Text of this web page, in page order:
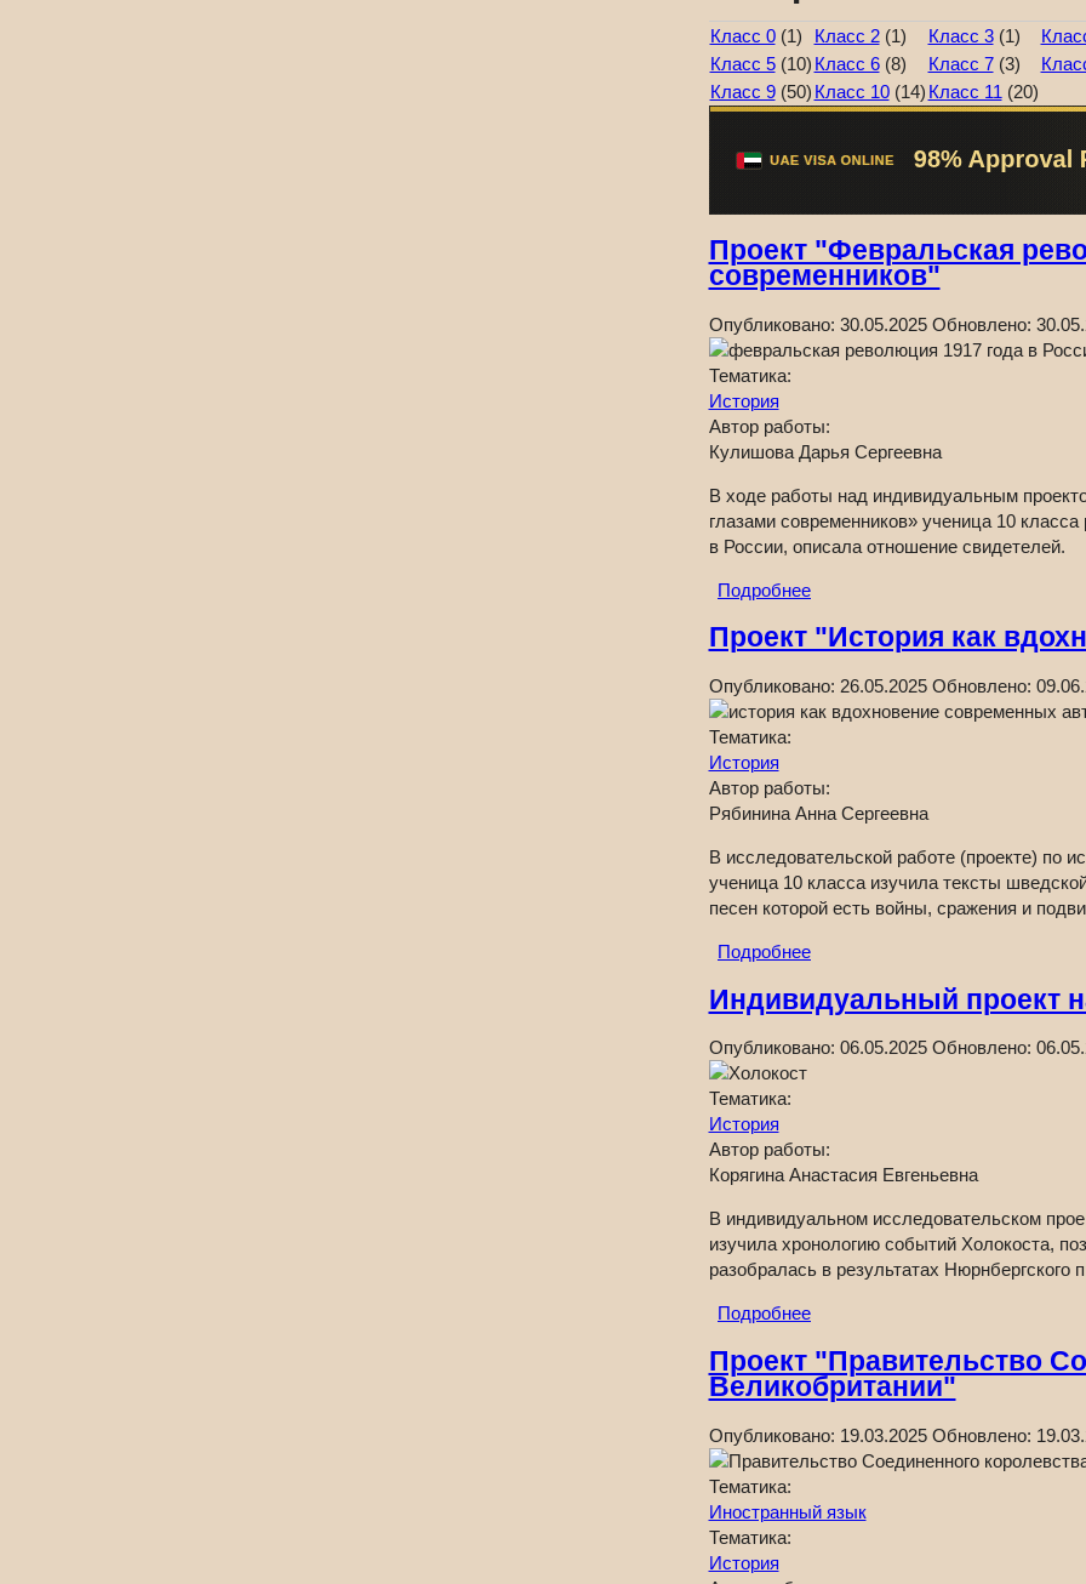
Класс 0(1) Класс 2(1) Класс 3(1)
Класс 5(10) Класс 6(8) Класс 7(3)
Класс 9(50) Класс 10(14) Класс 11 (20)
Проект "Февральская
современников"
Опубликовано: 30.05.2025 Обновлено:
Тематика:
История
Автор работы:
Кулишова Дарья Сергеевна
В ходе работы над индивидуальным
глазами современников» ученица 10
в России, описала отношение свидетелей.
Подробнее
Проект "История как
Опубликовано: 26.05.2025 Обновлено:
Тематика:
История
Автор работы:
Рябинина Анна Сергеевна
В исследовательской работе (проекте) по
ученица 10 класса изучила тексты
песен которой есть войны, сражения и
Подробнее
Индивидуальный проект
Опубликовано: 06.05.2025 Обновлено:
Тематика:
История
Автор работы:
Корягина Анастасия Евгеньевна
В индивидуальном исследовательском
изучила хронологию событий Холокоста,
разобралась в результатах Нюрнбергского
Подробнее
Проект "Правительство
Великобритании"
Опубликовано: 19.03.2025 Обновлено:
Тематика:
Иностранный язык
Тематика:
История